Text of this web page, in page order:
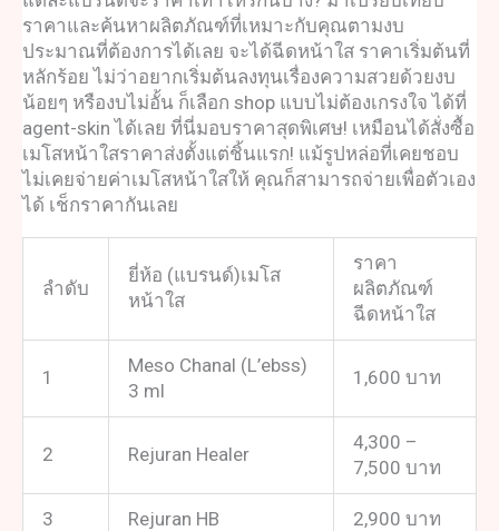
ราคาและค้นหาผลิตภัณฑ์ที่เหมาะกับคุณตามงบ
ประมาณที่ต้องการได้เลย จะได้ฉีดหน้าใส ราคาเริ่มต้นที่
หลักร้อย ไม่ว่าอยากเริ่มต้นลงทุนเรื่องความสวยด้วยงบ
น้อยๆ หรืองบไม่อั้น ก็เลือก shop แบบไม่ต้องเกรงใจ ได้ที่
agent-skin ได้เลย ที่นี่มอบราคาสุดพิเศษ! เหมือนได้สั่งซื้อ
เมโสหน้าใสราคาส่งตั้งแต่ชิ้นแรก! แม้รูปหล่อที่เคยชอบ
ไม่เคยจ่ายค่าเมโสหน้าใสให้ คุณก็สามารถจ่ายเพื่อตัวเอง
ได้ เช็กราคากันเลย
ลำดับ
ยี่ห้อ (แบรนด์)เมโส
หน้าใส
ราคา
ผลิตภัณฑ์
ฉีดหน้าใส
1
Meso Chanal (L’ebss)
3 ml
1,600 บาท
2 Rejuran Healer
4,300 –
7,500 บาท
3 Rejuran HB 2,900 บาท